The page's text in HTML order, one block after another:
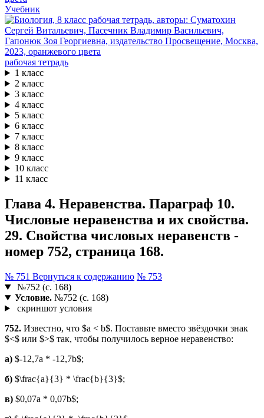
Учебник
рабочая тетрадь
1 класс
2 класс
3 класс
4 класс
5 класс
6 класс
7 класс
8 класс
9 класс
10 класс
11 класс
Глава 4. Неравенства. Параграф 10.
Числовые неравенства и их свойства.
29. Свойства числовых неравенств -
номер 752, страница 168.
№ 751 Вернуться к содержанию № 753
№752 (с. 168)
Условие.№752 (с. 168)
скриншот условия
752. Известно, что $a < b$. Поставьте вместо звёздочки знак
$<$ или $>$ так, чтобы получилось верное неравенство:
а) $-12,7a * -12,7b$;
б) $\frac{a}{3} * \frac{b}{3}$;
в) $0,07a * 0,07b$;